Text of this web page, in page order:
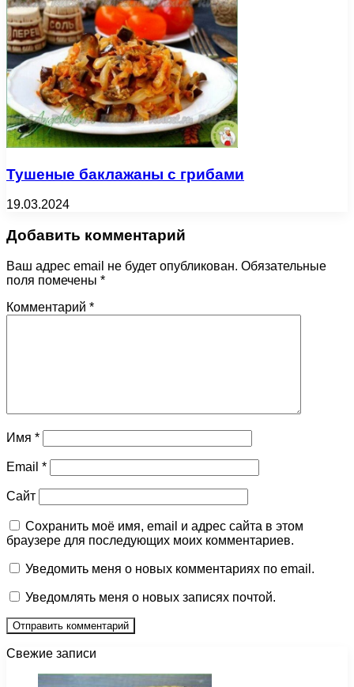
Тушеные баклажаны с грибами
19.03.2024
Добавить комментарий
Ваш адрес email не будет опубликован. Обязательные
поля помечены *
Комментарий *
Имя *
Email *
Сайт
Сохранить моё имя, email и адрес сайта в этом
браузере для последующих моих комментариев.
Уведомить меня о новых комментариях по email.
Уведомлять меня о новых записях почтой.
Свежие записи